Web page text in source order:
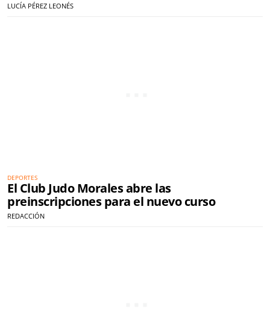
LUCÍA PÉREZ LEONÉS
DEPORTES
El Club Judo Morales abre las
preinscripciones para el nuevo curso
REDACCIÓN